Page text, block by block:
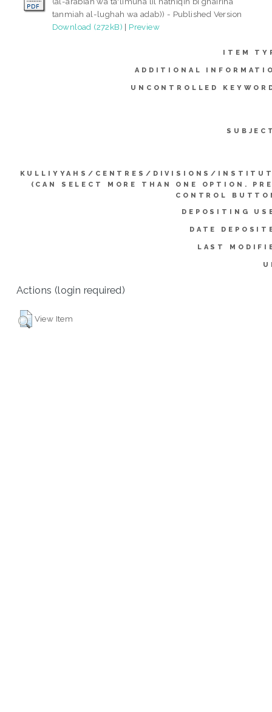
tanmiah al-lughah wa adab)) - Published Version
Download (272kB) | Preview
ITEM
ADDITIONAL
UNCONTROLLED
KULLIYYAHS/CENTRES/DIVISIONS/
(CAN SELECT MORE THAN ONE OPTION.
CONTROL
DEPOSITING
DATE
LAST
Actions (login required)
View Item